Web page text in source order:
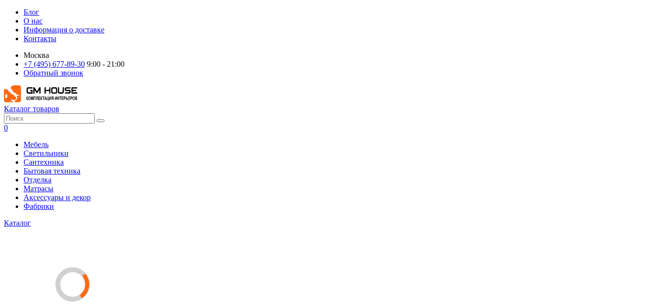
Блог
О нас
Информация о доставке
Контакты
Москва
+7 (495) 677-89-30 9:00 - 21:00
Обратный звонок
Каталог товаров
0
Мебель
Светильники
Сантехника
Бытовая техника
Отделка
Матрасы
Аксессуары и декор
Фабрики
Каталог